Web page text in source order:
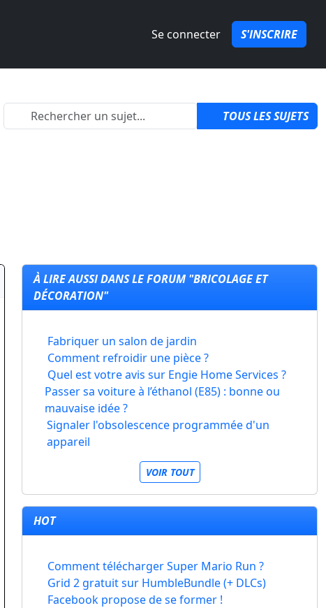
Se connecter S'INSCRIRE
2 TOUS LES SUJETS
À LIRE AUSSI DANS LE FORUM "BRICOLAGE ET
DÉCORATION"
Fabriquer un salon de jardin
Comment refroidir une pièce ?
Quel est votre avis sur Engie Home Services ?
Passer sa voiture à l’éthanol (E85) : bonne ou
mauvaise idée ?
Signaler l'obsolescence programmée d'un
appareil
VOIR TOUT
HOT
Comment télécharger Super Mario Run ?
Grid 2 gratuit sur HumbleBundle (+ DLCs)
Facebook propose de se former !